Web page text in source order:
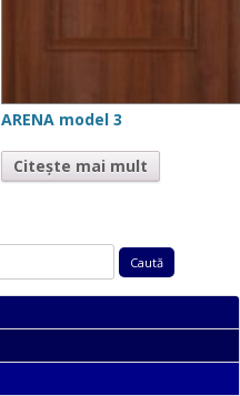
ARENA model 3
Citește mai mult